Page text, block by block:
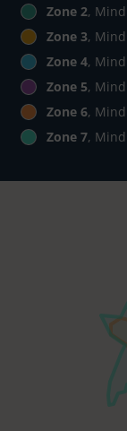
Zone 2,
Zone 3,
Zone 4,
Zone 5,
Zone 6,
Zone 7,